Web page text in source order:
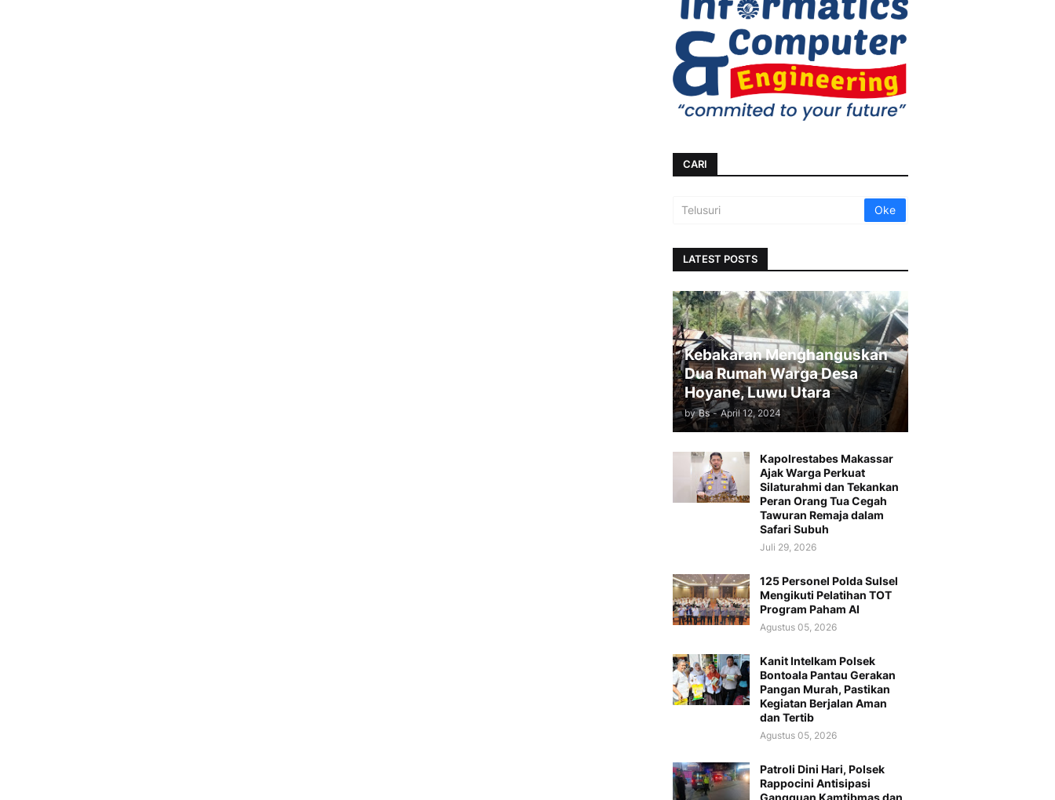
CARI
LATEST POSTS
Kebakaran Menghanguskan
Dua Rumah Warga Desa
Hoyane, Luwu Utara
by Bs - April 12, 2024
Kapolrestabes Makassar
Ajak Warga Perkuat
Silaturahmi dan Tekankan
Peran Orang Tua Cegah
Tawuran Remaja dalam
Safari Subuh
Juli 29, 2026
125 Personel Polda Sulsel
Mengikuti Pelatihan TOT
Program Paham AI
Agustus 05, 2026
Kanit Intelkam Polsek
Bontoala Pantau Gerakan
Pangan Murah, Pastikan
Kegiatan Berjalan Aman
dan Tertib
Agustus 05, 2026
Patroli Dini Hari, Polsek
Rappocini Antisipasi
Gangguan Kamtibmas dan